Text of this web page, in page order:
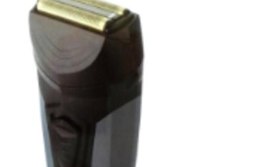
Для детей
Строительство и ремонт
Мебель
Бытовая техника
Обувь для дома и дачи
Акции